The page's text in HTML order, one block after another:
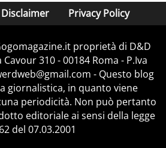
Disclaimer Privacy Policy
proprietà di D&D
310 - 00184 Roma - P.Iva
- Questo blog
giornalistica, in quanto viene
periodicità. Non può pertanto
editoriale ai sensi della legge
del 07.03.2001